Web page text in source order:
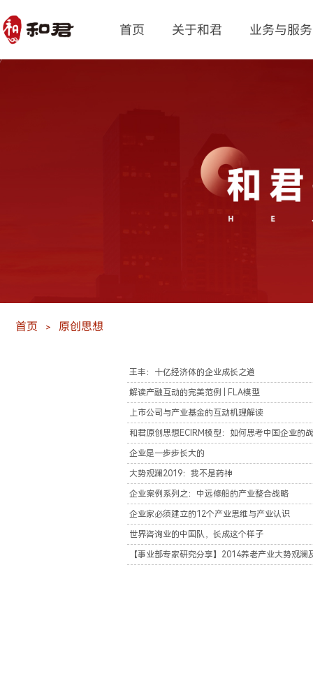
首页 关于和君 业务与服务
首页 ＞ 原创思想
王丰：十亿经济体的企业成长之道
解读产融互动的完美范例 | FLA模型
上市公司与产业基金的互动机理解读
和君原创思想ECIRM模型：如何思考中国企业的
企业是一步步长大的
大势观澜2019：我不是药神
企业案例系列之：中远修船的产业整合战略
企业家必须建立的12个产业思维与产业认识
世界咨询业的中国队，长成这个样子
【事业部专家研究分享】2014养老产业大势观澜